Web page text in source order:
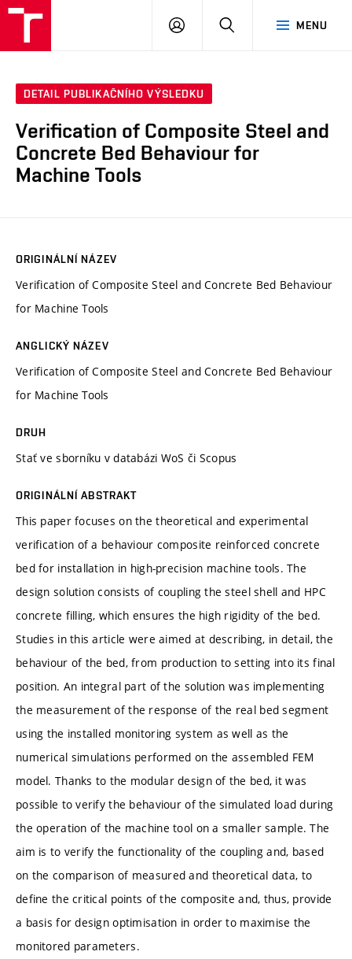
MENU
PŘIHLÁSIT
DETAIL PUBLIKAČNÍHO VÝSLEDKU
Verification of Composite Steel and
Concrete Bed Behaviour for
Machine Tools
ORIGINÁLNÍ NÁZEV
Verification of Composite Steel and Concrete Bed Behaviour
for Machine Tools
ANGLICKÝ NÁZEV
Verification of Composite Steel and Concrete Bed Behaviour
for Machine Tools
DRUH
Stať ve sborníku v databázi WoS či Scopus
ORIGINÁLNÍ ABSTRAKT
This paper focuses on the theoretical and experimental
verification of a behaviour composite reinforced concrete
bed for installation in high-precision machine tools. The
design solution consists of coupling the steel shell and HPC
concrete filling, which ensures the high rigidity of the bed.
Studies in this article were aimed at describing, in detail, the
behaviour of the bed, from production to setting into its final
position. An integral part of the solution was implementing
the measurement of the response of the real bed segment
using the installed monitoring system as well as the
numerical simulations performed on the assembled FEM
model. Thanks to the modular design of the bed, it was
possible to verify the behaviour of the simulated load during
the operation of the machine tool on a smaller sample. The
aim is to verify the functionality of the coupling and, based
on the comparison of measured and theoretical data, to
define the critical points of the composite and, thus, provide
a basis for design optimisation in order to maximise the
monitored parameters.